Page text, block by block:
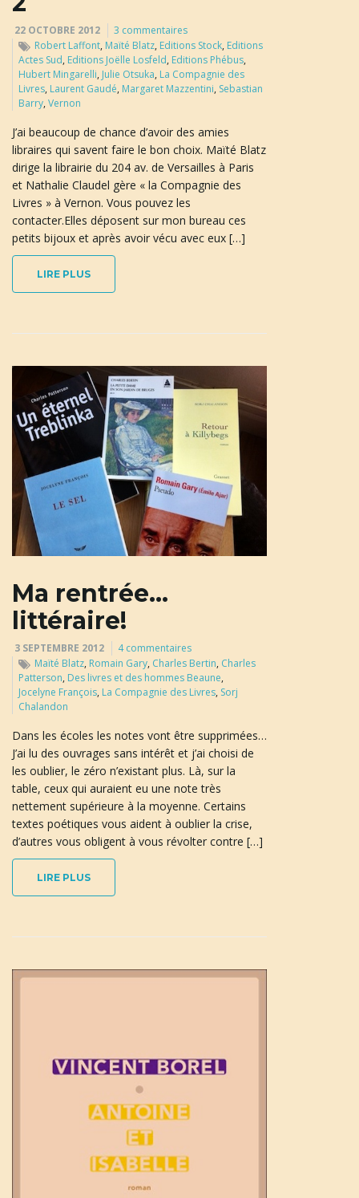
22 OCTOBRE 2012
3 commentaires
Robert Laffont, Maïté Blatz, Editions Stock, Editions
Actes Sud, Editions Joëlle Losfeld, Editions Phébus,
Hubert Mingarelli, Julie Otsuka, La Compagnie des
Livres, Laurent Gaudé, Margaret Mazzentini, Sebastian
Barry,Vernon
J’ai beaucoup de chance d’avoir des amies
libraires qui savent faire le bon choix. Maïté Blatz
dirige la librairie du 204 av. de Versailles à Paris
et Nathalie Claudel gère « la Compagnie des
Livres » à Vernon. Vous pouvez les
contacter.Elles déposent sur mon bureau ces
petits bijoux et après avoir vécu avec eux […]
LIRE PLUS
Ma rentrée…
littéraire!
3 SEPTEMBRE 2012
4 commentaires
Maïté Blatz, Romain Gary, Charles Bertin, Charles
Patterson, Des livres et des hommes Beaune,
Jocelyne François, La Compagnie des Livres, Sorj
Chalandon
Dans les écoles les notes vont être supprimées…
J’ai lu des ouvrages sans intérêt et j’ai choisi de
les oublier, le zéro n’existant plus. Là, sur la
table, ceux qui auraient eu une note très
nettement supérieure à la moyenne. Certains
textes poétiques vous aident à oublier la crise,
d’autres vous obligent à vous révolter contre […]
LIRE PLUS